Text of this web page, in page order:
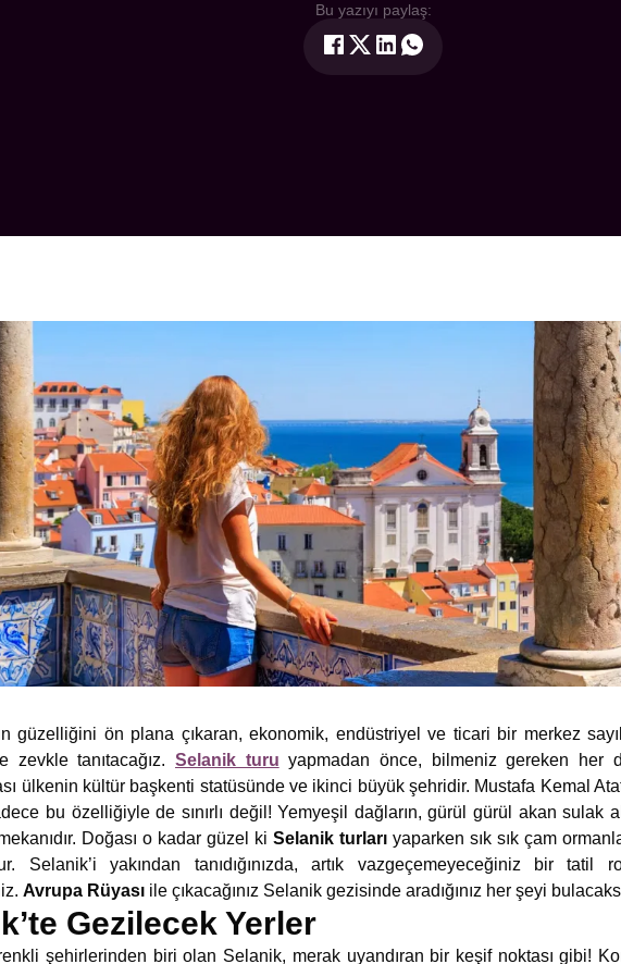
Bu yazıyı paylaş:
güzelliğini ön plana çıkaran, ekonomik, endüstriyel ve ticari bir merkez
zevkle tanıtacağız. Selanik turu yapmadan önce, bilmeniz gereken her
ülkenin kültür başkenti statüsünde ve ikinci büyük şehridir. Mustafa Kemal
bu özelliğiyle de sınırlı değil! Yemyeşil dağların, gürül gürül akan sulak
Doğası o kadar güzel ki Selanik turları yaparken sık sık çam
Selanik’i yakından tanıdığınızda, artık vazgeçemeyeceğiniz bir tatil
Avrupa Rüyası ile çıkacağınız Selanik gezisinde aradığınız her şeyi
Gezilecek Yerler
şehirlerinden biri olan Selanik, merak uyandıran bir keşif noktası gibi!